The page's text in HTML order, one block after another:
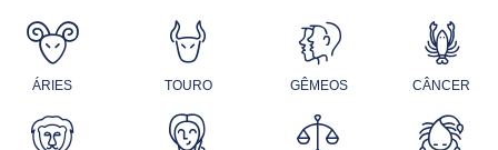
ÁRIES TOURO GÊMEOS CÂNCER